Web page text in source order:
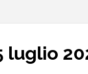
luglio